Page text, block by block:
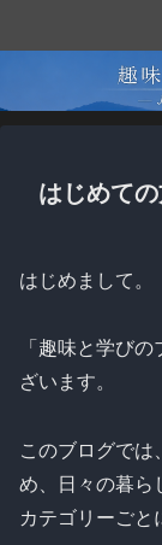
はじめて
はじめまして。
「趣味と学び
ざいます。
このブログでは
め、日々の暮ら
カテゴリーごと